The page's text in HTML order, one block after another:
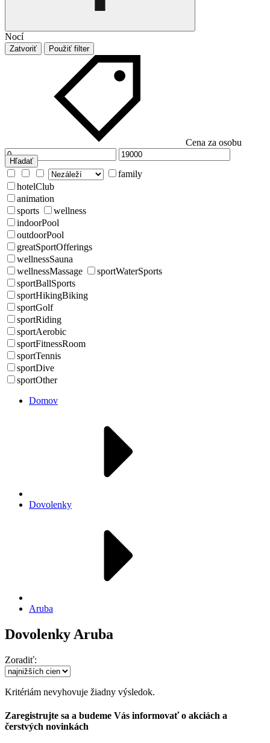
Nocí
Zatvoriť Použiť filter
Cena za osobu
Hľadať
family
hotelClub
animation
sports
wellness
indoorPool
outdoorPool
greatSportOfferings
wellnessSauna
wellnessMassage
sportWaterSports
sportBallSports
sportHikingBiking
sportGolf
sportRiding
sportAerobic
sportFitnessRoom
sportTennis
sportDive
sportOther
Domov
Dovolenky
Aruba
Dovolenky Aruba
Zoradiť:
Kritériám nevyhovuje žiadny výsledok.
Zaregistrujte sa a budeme Vás informovať o akciách a
čerstvých novinkách